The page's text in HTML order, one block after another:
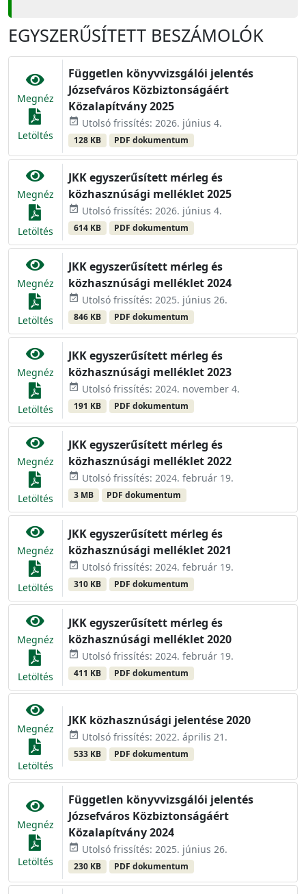
EGYSZERŰSÍTETT BESZÁMOLÓK
Megnéz
Letöltés
Független könyvvizsgálói jelentés
Józsefváros Közbiztonságáért
Közalapítvány 2025
event_available Utolsó frissítés: 2026. június 4.
128 KB PDF dokumentum
Megnéz
Letöltés
JKK egyszerűsített mérleg és
közhasznúsági melléklet 2025
event_available Utolsó frissítés: 2026. június 4.
614 KB PDF dokumentum
Megnéz
Letöltés
JKK egyszerűsített mérleg és
közhasznúsági melléklet 2024
event_available Utolsó frissítés: 2025. június 26.
846 KB PDF dokumentum
Megnéz
Letöltés
JKK egyszerűsített mérleg és
közhasznúsági melléklet 2023
event_available Utolsó frissítés: 2024. november 4.
191 KB PDF dokumentum
Megnéz
Letöltés
JKK egyszerűsített mérleg és
közhasznúsági melléklet 2022
event_available Utolsó frissítés: 2024. február 19.
3 MB PDF dokumentum
Megnéz
Letöltés
JKK egyszerűsített mérleg és
közhasznúsági melléklet 2021
event_available Utolsó frissítés: 2024. február 19.
310 KB PDF dokumentum
Megnéz
Letöltés
JKK egyszerűsített mérleg és
közhasznúsági melléklet 2020
event_available Utolsó frissítés: 2024. február 19.
411 KB PDF dokumentum
Megnéz
Letöltés
JKK közhasznúsági jelentése 2020
event_available Utolsó frissítés: 2022. április 21.
533 KB PDF dokumentum
Megnéz
Letöltés
Független könyvvizsgálói jelentés
Józsefváros Közbiztonságáért
Közalapítvány 2024
event_available Utolsó frissítés: 2025. június 26.
230 KB PDF dokumentum